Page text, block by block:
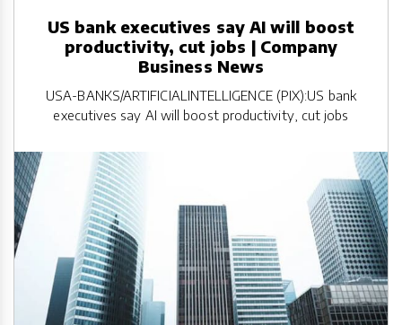
US bank executives say AI will boost
productivity, cut jobs | Company
Business News
USA-BANKS/ARTIFICIALINTELLIGENCE (PIX):US bank
executives say AI will boost productivity, cut jobs